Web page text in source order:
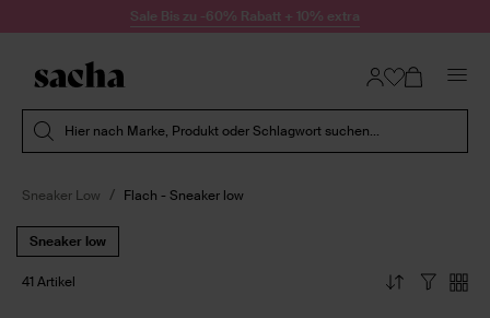
Zum Inhalt springenSale Bis zu -60% Rabatt + 10% extra
Hier nach Marke, Produkt oder Schlagwort suchen...
Sneaker Low Flach - Sneaker low
Sneaker low
41 Artikel